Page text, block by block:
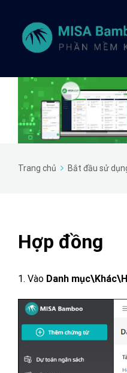
Trang chủ Bắt đầu sử
Hợp đồng
1. Vào Danh